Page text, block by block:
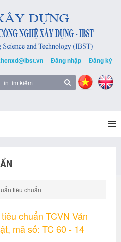
Đăng nhập Đăng ký
tiêu chuẩn
chuẩn TCVN Ván
mã số: TC 60 - 14